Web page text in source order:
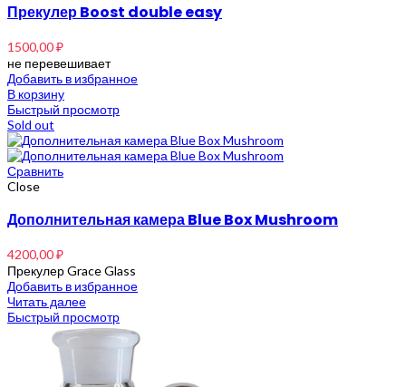
Прекулер Boost double easy
1500,00₽
не перевешивает
Добавить в избранное
В корзину
Быстрый просмотр
Sold out
Сравнить
Close
Дополнительная камера Blue Box Mushroom
4200,00₽
Прекулер Grace Glass
Добавить в избранное
Читать далее
Быстрый просмотр